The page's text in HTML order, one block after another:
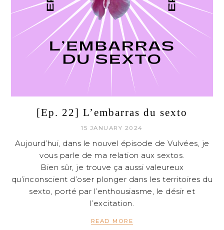
[Ep. 22] L’embarras du sexto
15 JANUARY 2024
Aujourd’hui, dans le nouvel épisode de Vulvées, je
vous parle de ma relation aux sextos.
Bien sûr, je trouve ça aussi valeureux
qu’inconscient d’oser plonger dans les territoires du
sexto, porté par l’enthousiasme, le désir et
l’excitation.
READ MORE